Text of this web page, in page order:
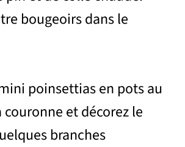
bougeoirs dans le
poinsettias en pots au
couronne et décorez le
branches